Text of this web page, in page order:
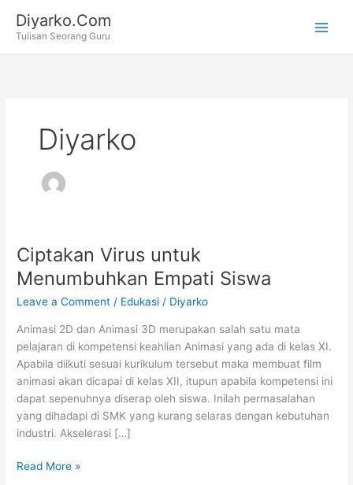
content
Diyarko.Com
Tulisan Seorang Guru
Diyarko
Ciptakan Virus untuk
Menumbuhkan Empati Siswa
Leave a Comment / Edukasi / Diyarko
Animasi 2D dan Animasi 3D merupakan salah satu mata
pelajaran di kompetensi keahlian Animasi yang ada di kelas XI.
Apabila diikuti sesuai kurikulum tersebut maka membuat film
animasi akan dicapai di kelas XII, itupun apabila kompetensi ini
dapat sepenuhnya diserap oleh siswa. Inilah permasalahan
yang dihadapi di SMK yang kurang selaras dengan kebutuhan
industri. Akselerasi […]
Ciptakan
Read More »